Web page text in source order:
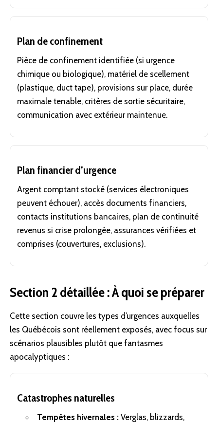
Plan de confinement
Pièce de confinement identifiée (si urgence
chimique ou biologique), matériel de scellement
(plastique, duct tape), provisions sur place, durée
maximale tenable, critères de sortie sécuritaire,
communication avec extérieur maintenue.
Plan financier d’urgence
Argent comptant stocké (services électroniques
peuvent échouer), accès documents financiers,
contacts institutions bancaires, plan de continuité
revenus si crise prolongée, assurances vérifiées et
comprises (couvertures, exclusions).
Section 2 détaillée : À quoi se préparer
Cette section couvre les types d’urgences auxquelles
les Québécois sont réellement exposés, avec focus sur
scénarios plausibles plutôt que fantasmes
apocalyptiques :
Catastrophes naturelles
Tempêtes hivernales : Verglas, blizzards,